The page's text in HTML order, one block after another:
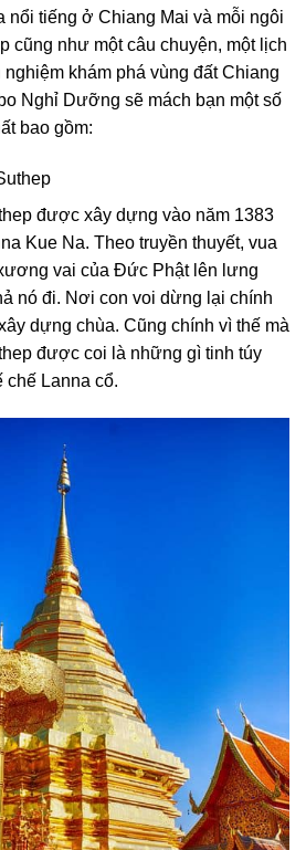
nổi tiếng ở Chiang Mai và mỗi ngôi
cũng như một câu chuyện, một lịch
khám phá vùng đất Chiang
Nghỉ Dưỡng sẽ mách bạn một số
bao gồm:
được xây dựng vào năm 1383
Kue Na. Theo truyền thuyết, vua
vai của Đức Phật lên lưng
nó đi. Nơi con voi dừng lại chính
dựng chùa. Cũng chính vì thế mà
được coi là những gì tinh túy
chế Lanna cổ.